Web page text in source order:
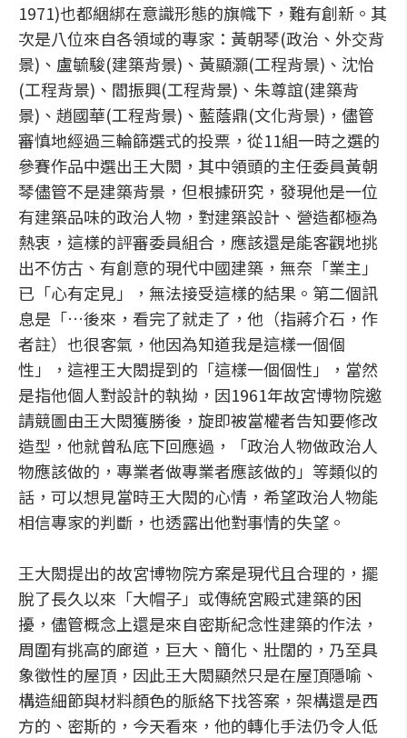
1971)也都綑綁在意識形態的旗幟下，難有創新。其
次是八位來自各領域的專家：黃朝琴(政治、外交背
景)、盧毓駿(建築背景)、黃顯灝(工程背景)、沈怡
(工程背景)、閻振興(工程背景)、朱尊誼(建築背
景)、趙國華(工程背景)、藍蔭鼎(文化背景)，儘管
審慎地經過三輪篩選式的投票，從11組一時之選的
參賽作品中選出王大閎，其中領頭的主任委員黃朝
琴儘管不是建築背景，但根據研究，發現他是一位
有建築品味的政治人物，對建築設計、營造都極為
熱衷，這樣的評審委員組合，應該還是能客觀地挑
出不仿古、有創意的現代中國建築，無奈「業主」
已「心有定見」，無法接受這樣的結果。第二個訊
息是「…後來，看完了就走了，他（指蔣介石，作
者註）也很客氣，他因為知道我是這樣一個個
性」，這裡王大閎提到的「這樣一個個性」，當然
是指他個人對設計的執拗，因1961年故宮博物院邀
請競圖由王大閎獲勝後，旋即被當權者告知要修改
造型，他就曾私底下回應過，「政治人物做政治人
物應該做的，專業者做專業者應該做的」等類似的
話，可以想見當時王大閎的心情，希望政治人物能
相信專家的判斷，也透露出他對事情的失望。
王大閎提出的故宮博物院方案是現代且合理的，擺
脫了長久以來「大帽子」或傳統宮殿式建築的困
擾，儘管概念上還是來自密斯紀念性建築的作法，
周圍有挑高的廊道，巨大、簡化、壯闊的，乃至具
象徵性的屋頂，因此王大閎顯然只是在屋頂隱喻、
構造細節與材料顏色的脈絡下找答案，架構還是西
方的、密斯的，今天看來，他的轉化手法仍令人低